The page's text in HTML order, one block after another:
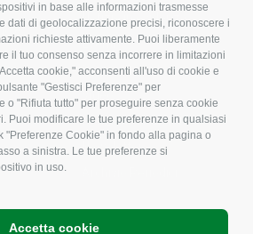
in base alle informazioni trasmesse
dati di geolocalizzazione precisi, riconoscere i
richieste attivamente. Puoi liberamente
il tuo consenso senza incorrere in limitazioni
cookie," acconsenti all'uso di cookie e
"Gestisci Preferenze" per
o "Rifiuta tutto" per proseguire senza cookie
Puoi modificare le tue preferenze in qualsiasi
"Preferenze Cookie" in fondo alla pagina o
a sinistra. Le tue preferenze si
in uso.
Accetta cookie
e
Notizie in evidenza
Eventi
Comunicati Stampa
Video
Iscrizione Newsletter
Newsletter